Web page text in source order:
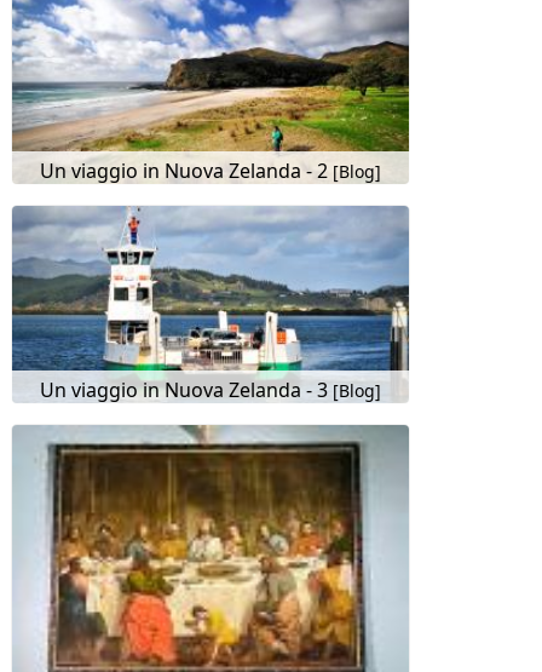
Un viaggio in Nuova Zelanda - 2 [Blog]
Un viaggio in Nuova Zelanda - 3 [Blog]